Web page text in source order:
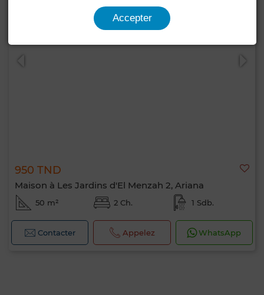
950 TND
Maison à Les Jardins d'El Menzah 2, Ariana
50 m² 2 Ch. 1 Sdb.
Contacter Appelez WhatsApp
Accepter